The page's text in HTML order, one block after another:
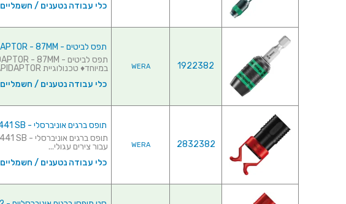
כלי עבודה נטענים / חשמליים
1922382
WERA
תפס לביטים - WERA 887/4 RR RAPIDAPTOR - 87MM
במיוחד♦ טכנולוגיית RAPIDAPTOR ...
כלי עבודה נטענים / חשמליים
2832382
WERA
תופס ברגים אוניברסלי - WERA 1441 SB
עבור צירים עגולי...
כלי עבודה נטענים / חשמליים